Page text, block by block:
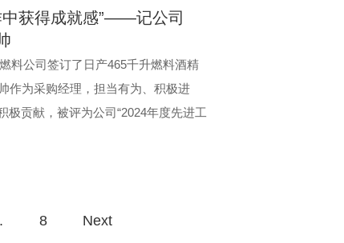
中获得成就感”——记公司
料公司签订了日产465千升燃料酒精
作为采购经理，担当有为、积极进
贡献，被评为公司“2024年度先进工
8 Next